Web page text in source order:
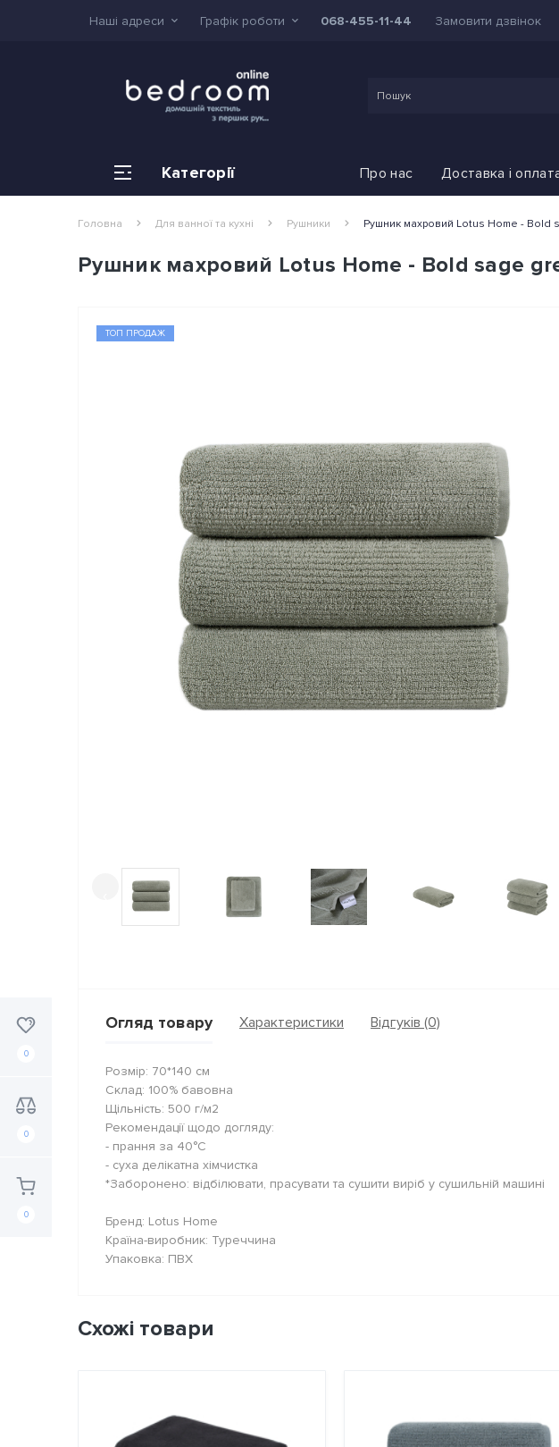
0
0
0
Наші адреси Графік роботи 068-455-11-44 Замовити дзвінок
Категорії Про нас Доставка і
Головна Для ванної та кухні Pушники Рушник махровий Lotus Home - Bold
Рушник махровий Lotus Home - Bold sage
ТОП ПРОДАЖ
Огляд товару Характеристики Відгуків (0)
Розмір: 70*140 см
Склад: 100% бавовна
Щільність: 500 г/м2
Рекомендації щодо догляду:
- прання за 40°C
- суха делікатна хімчистка
*Заборонено: відбілювати, прасувати та сушити виріб у сушильній машині
Бренд: Lotus Home
Країна-виробник: Туреччина
Упаковка: ПВХ
Схожі товари